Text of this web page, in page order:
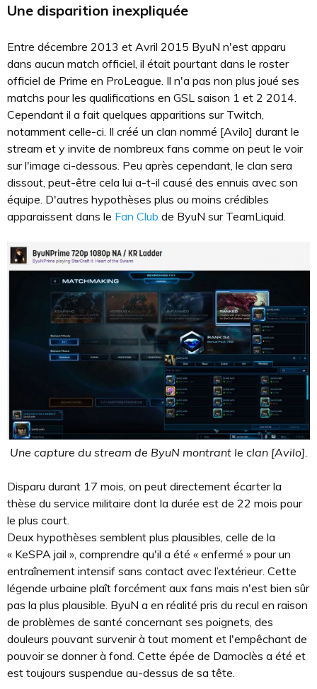
Une disparition inexpliquée
Entre décembre 2013 et Avril 2015 ByuN n'est apparu
dans aucun match officiel, il était pourtant dans le roster
officiel de Prime en ProLeague. Il n'a pas non plus joué ses
matchs pour les qualifications en GSL saison 1 et 2 2014.
Cependant il a fait quelques apparitions sur Twitch,
notamment celle-ci. Il créé un clan nommé [Avilo] durant le
stream et y invite de nombreux fans comme on peut le voir
sur l'image ci-dessous. Peu après cependant, le clan sera
dissout, peut-être cela lui a-t-il causé des ennuis avec son
équipe. D'autres hypothèses plus ou moins crédibles
apparaissent dans le Fan Club de ByuN sur TeamLiquid.
Une capture du stream de ByuN montrant le clan [Avilo].
Disparu durant 17 mois, on peut directement écarter la
thèse du service militaire dont la durée est de 22 mois pour
le plus court.
Deux hypothèses semblent plus plausibles, celle de la
« KeSPA jail », comprendre qu'il a été « enfermé » pour un
entraînement intensif sans contact avec l’extérieur. Cette
légende urbaine plaît forcément aux fans mais n'est bien sûr
pas la plus plausible. ByuN a en réalité pris du recul en raison
de problèmes de santé concernant ses poignets, des
douleurs pouvant survenir à tout moment et l'empêchant de
pouvoir se donner à fond. Cette épée de Damoclès a été et
est toujours suspendue au-dessus de sa tête.